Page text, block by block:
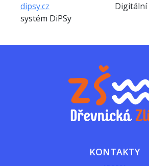
dipsy.cz Digitální
systém DiPSy
KONTAKTY